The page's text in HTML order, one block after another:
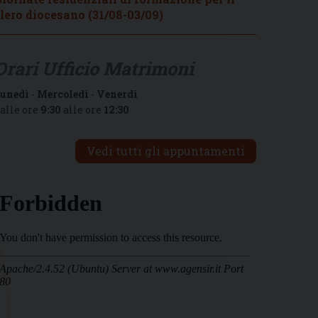
diocesano (31/08-03/09)
- Mercoledì - Venerdì
ore 9:30 alle ore 12:30
Vedi tutti gli appuntamenti